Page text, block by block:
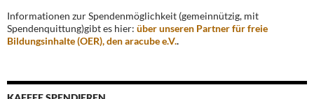
Informationen zur Spendenmöglichkeit (gemeinnützig, mit
Spendenquittung)gibt es hier: über unseren Partner für freie
Bildungsinhalte (OER), den aracube e.V..